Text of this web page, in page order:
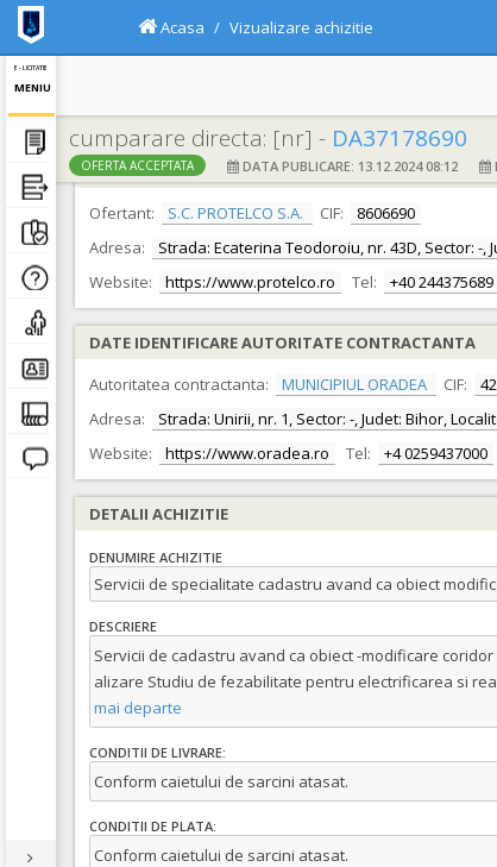
E - LICITATIE
MENIU
Acasa Vizualizare achizitie
cumparare directa: [nr] - DA37178690
OFERTA ACCEPTATA DATA PUBLICARE: 13.12.2024 08:12
DATE IDENTIFICARE OFERTANT
Ofertant:
S.C. PROTELCO S.A. CIF:
8606690
Adresa:
Strada: Ecaterina Teodoroiu, nr. 43D, Sector: -,
Website:
https://www.protelco.ro Tel: +40 244375689
DATE IDENTIFICARE AUTORITATE CONTRACTANTA
Autoritatea contractanta:
MUNICIPIUL ORADEA CIF:
Adresa:
Strada: Unirii, nr. 1, Sector: -, Judet: Bihor,
Website:
https://www.oradea.ro Tel: +4 0259437000
DETALII ACHIZITIE
DENUMIRE ACHIZITIE
Servicii de specialitate cadastru avand ca obiect
DESCRIERE
Servicii de cadastru avand ca obiect -modificare
alizare Studiu de fezabilitate pentru electrificarea si
mai departe
CONDITII DE LIVRARE:
Conform caietului de sarcini atasat.
CONDITII DE PLATA:
Conform caietului de sarcini atasat.